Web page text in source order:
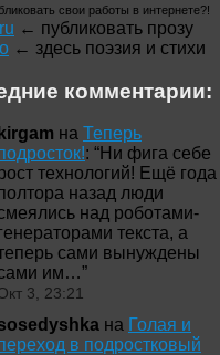
свои работы в интернете?!
← публиковать прозу
← здесь поэзия и стихи
комментарии:
kirgam на Теперь
: “Ни фига себе
технологий! Ещё года
назад люди
над роботами-
текста, а
сами вынуждены
им…”
3, 23:21
на Голая и
в подростковый